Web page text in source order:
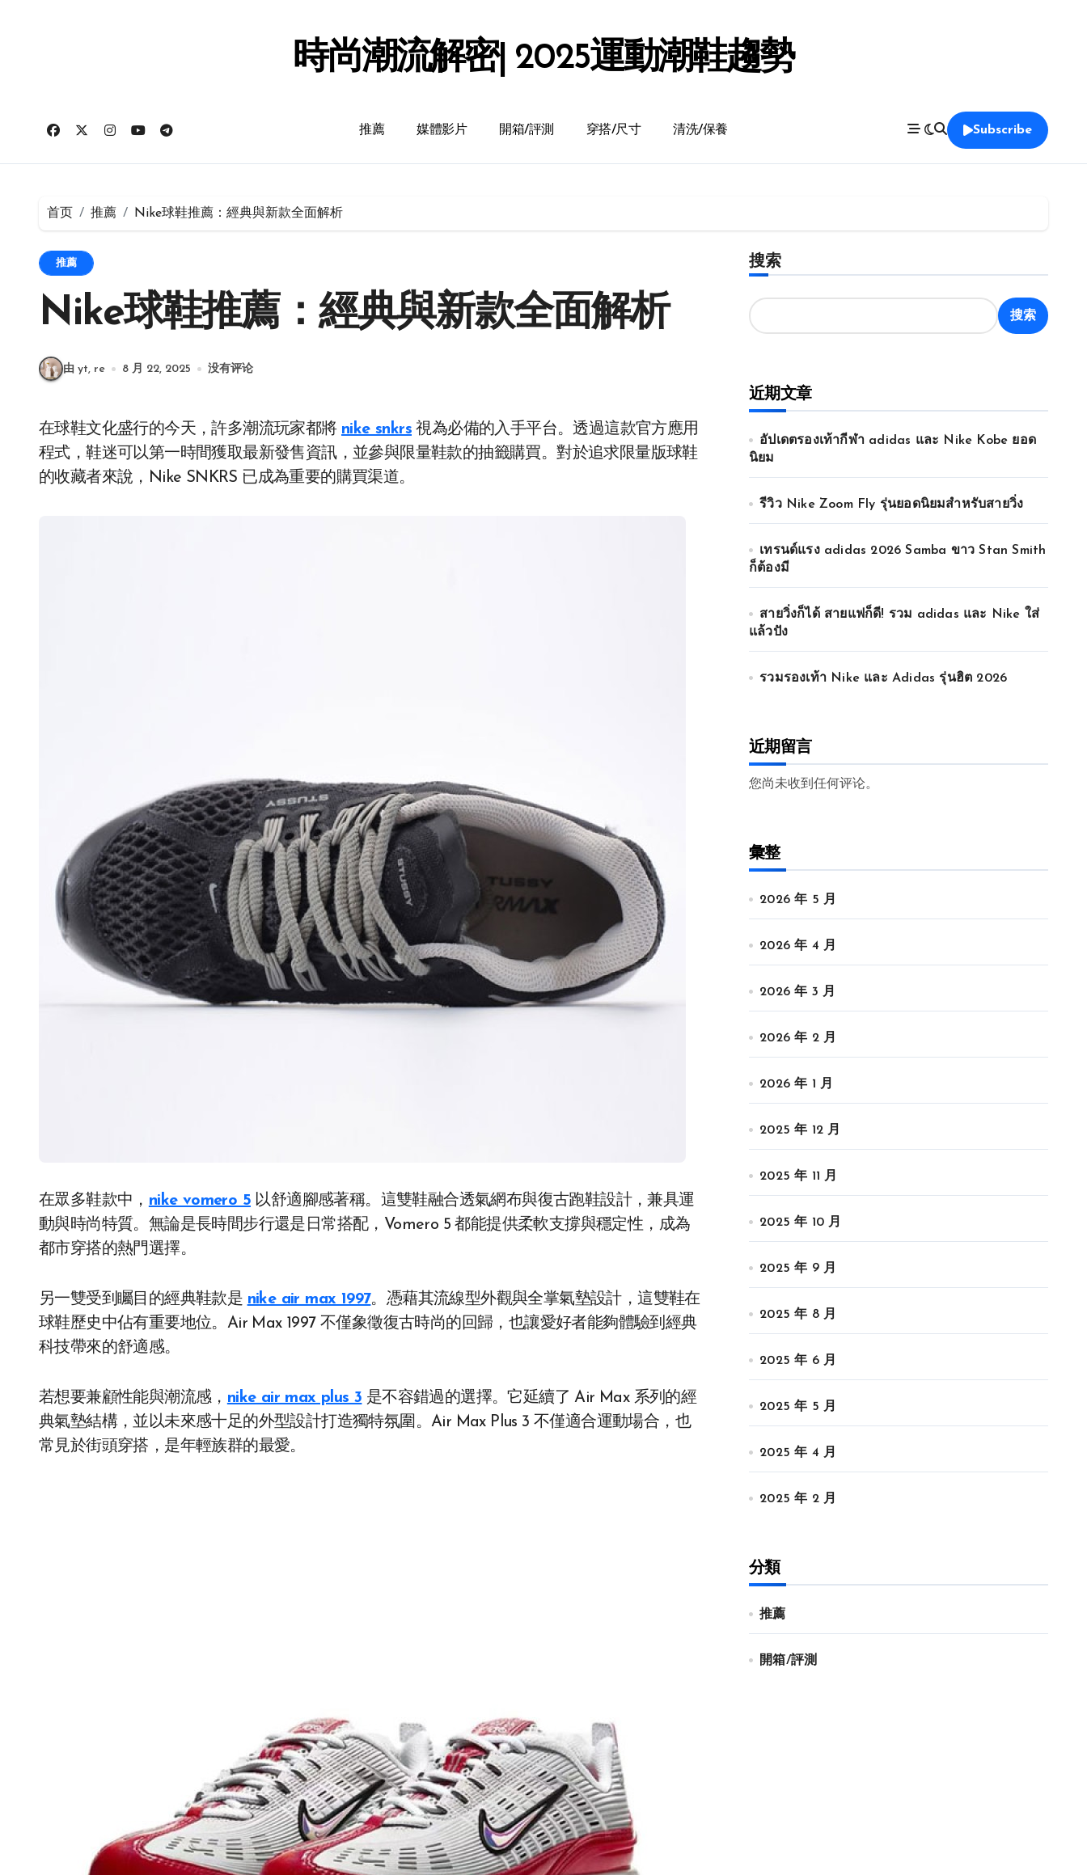
時尚潮流解密| 2025運動潮鞋趨勢
推薦 媒體影片 開箱/評測 穿搭/尺寸 清洗/保養 Subscribe
首页 推薦 Nike球鞋推薦：經典與新款全面解析
推薦
Nike球鞋推薦：經典與新款全面解析
由 yt, re 8 月 22, 2025 没有评论
在球鞋文化盛行的今天，許多潮流玩家都將 nike snkrs 視為必備的入手平台。透過這款官方應用
程式，鞋迷可以第一時間獲取最新發售資訊，並參與限量鞋款的抽籤購買。對於追求限量版球鞋
的收藏者來說，Nike SNKRS 已成為重要的購買渠道。
在眾多鞋款中， nike vomero 5 以舒適腳感著稱。這雙鞋融合透氣網布與復古跑鞋設計，兼具運
動與時尚特質。無論是長時間步行還是日常搭配，Vomero 5 都能提供柔軟支撐與穩定性，成為
都市穿搭的熱門選擇。
另一雙受到矚目的經典鞋款是 nike air max 1997。憑藉其流線型外觀與全掌氣墊設計，這雙鞋在
球鞋歷史中佔有重要地位。Air Max 1997 不僅象徵復古時尚的回歸，也讓愛好者能夠體驗到經典
科技帶來的舒適感。
若想要兼顧性能與潮流感， nike air max plus 3 是不容錯過的選擇。它延續了 Air Max 系列的經
典氣墊結構，並以未來感十足的外型設計打造獨特氛圍。Air Max Plus 3 不僅適合運動場合，也
常見於街頭穿搭，是年輕族群的最愛。
搜索
搜索
近期文章
อัปเดตรองเท้ากีฬา adidas และ Nike Kobe ยอด
นิยม
รีวิว Nike Zoom Fly รุ่นยอดนิยมสำหรับสายวิ่ง
เทรนด์แรง adidas 2026 Samba ขาว Stan Smith
ก็ต้องมี
สายวิ่งก็ได้ สายแฟก็ดี! รวม adidas และ Nike ใส่
แล้วปัง
รวมรองเท้า Nike และ Adidas รุ่นฮิต 2026
近期留言
您尚未收到任何评论。
彙整
2026 年 5 月
2026 年 4 月
2026 年 3 月
2026 年 2 月
2026 年 1 月
2025 年 12 月
2025 年 11 月
2025 年 10 月
2025 年 9 月
2025 年 8 月
2025 年 6 月
2025 年 5 月
2025 年 4 月
2025 年 2 月
分類
推薦
開箱/評測